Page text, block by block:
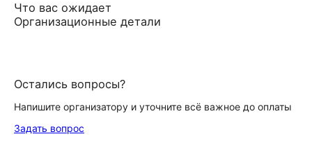
Что вас ожидает
Организационные детали
Остались вопросы?
Напишите организатору и уточните всё важное до оплаты
Задать вопрос